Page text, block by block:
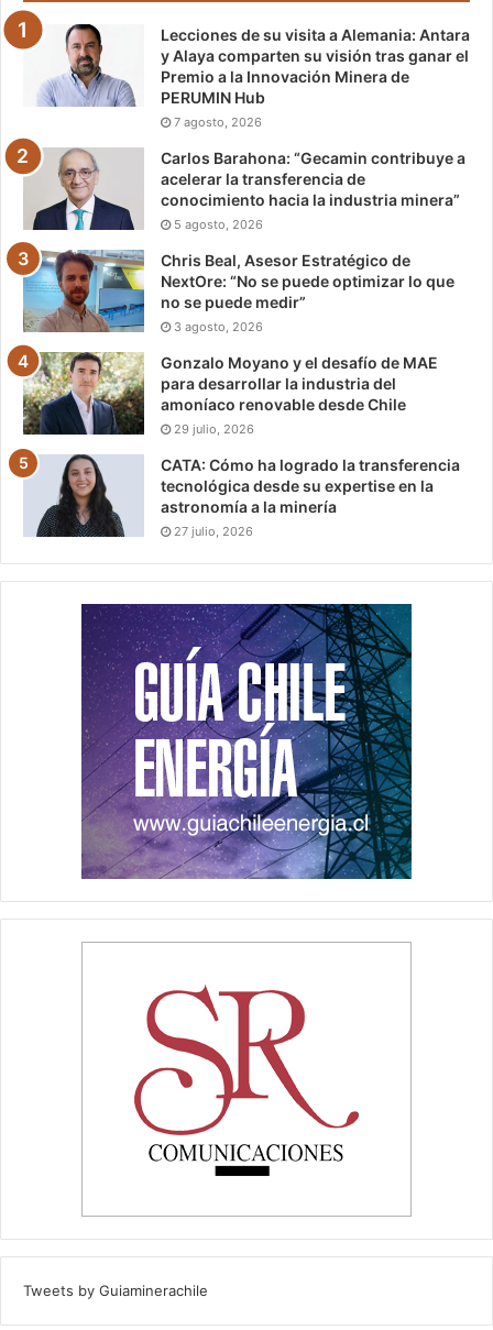
Lecciones de su visita a Alemania: Antara
y Alaya comparten su visión tras ganar el
Premio a la Innovación Minera de
PERUMIN Hub
7 agosto, 2026
Carlos Barahona: “Gecamin contribuye a
acelerar la transferencia de
conocimiento hacia la industria minera”
5 agosto, 2026
Chris Beal, Asesor Estratégico de
NextOre: “No se puede optimizar lo que
no se puede medir”
3 agosto, 2026
Gonzalo Moyano y el desafío de MAE
para desarrollar la industria del
amoníaco renovable desde Chile
29 julio, 2026
CATA: Cómo ha logrado la transferencia
tecnológica desde su expertise en la
astronomía a la minería
27 julio, 2026
Tweets by Guiaminerachile